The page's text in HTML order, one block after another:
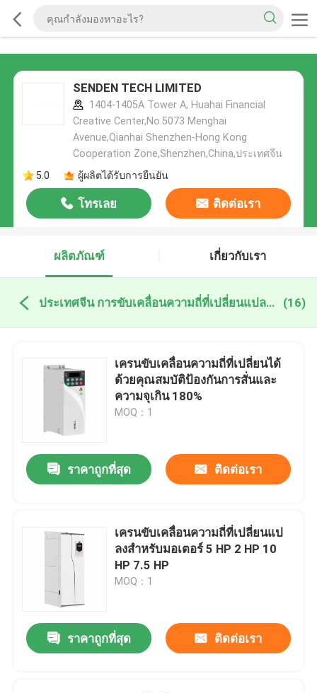
SENDEN TECH LIMITED
1404-1405A Tower A, Huahai Financial
Creative Center,No.5073 Menghai
Avenue,Qianhai Shenzhen-Hong Kong
Cooperation Zone,Shenzhen,China,ประเทศจีน
5.0
ผู้ผลิตได้รับการยืนยัน
โทรเลย ติดต่อเรา
ผลิตภัณฑ์ เกี่ยวกับเรา
ประเทศจีน การขับเคลื่อนความถี่ที่เปลี่ยนแปลงสําหรับเครน (16)
เครนขับเคลื่อนความถี่ที่เปลี่ยนได้
ด้วยคุณสมบัติป้องกันการสั่นและ
ความจุเกิน 180%
MOQ：1
ราคาถูกที่สุด ติดต่อเรา
เครนขับเคลื่อนความถี่ที่เปลี่ยนแป
ลงสําหรับมอเตอร์ 5 HP 2 HP 10
HP 7.5 HP
MOQ：1
ราคาถูกที่สุด ติดต่อเรา